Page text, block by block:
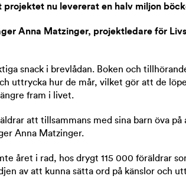
nu levererat en halv miljon
Anna Matzinger, projektledare för
snack i brevlådan. Boken och
uttrycka hur de mår, vilket gör att de
fram i livet.
att tillsammans med sina barn öva
Anna Matzinger.
året i rad, hos drygt 115 000 föräldrar
av att kunna sätta ord på känslor och